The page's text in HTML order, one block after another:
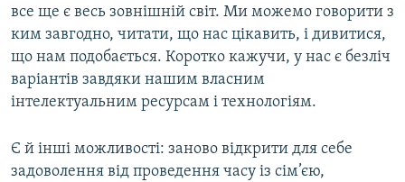
все ще є весь зовнішній світ. Ми можемо говорити з
ким завгодно, читати, що нас цікавить, і дивитися,
що нам подобається. Коротко кажучи, у нас є безліч
варіантів завдяки нашим власним
інтелектуальним ресурсам і технологіям.
Є й інші можливості: заново відкрити для себе
задоволення від проведення часу із сім’єю,